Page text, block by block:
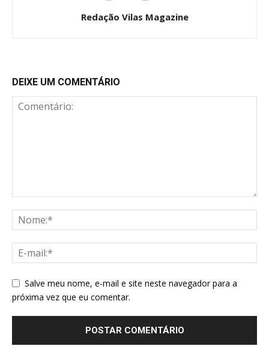
Redação Vilas Magazine
DEIXE UM COMENTÁRIO
Salve meu nome, e-mail e site neste navegador para a
próxima vez que eu comentar.